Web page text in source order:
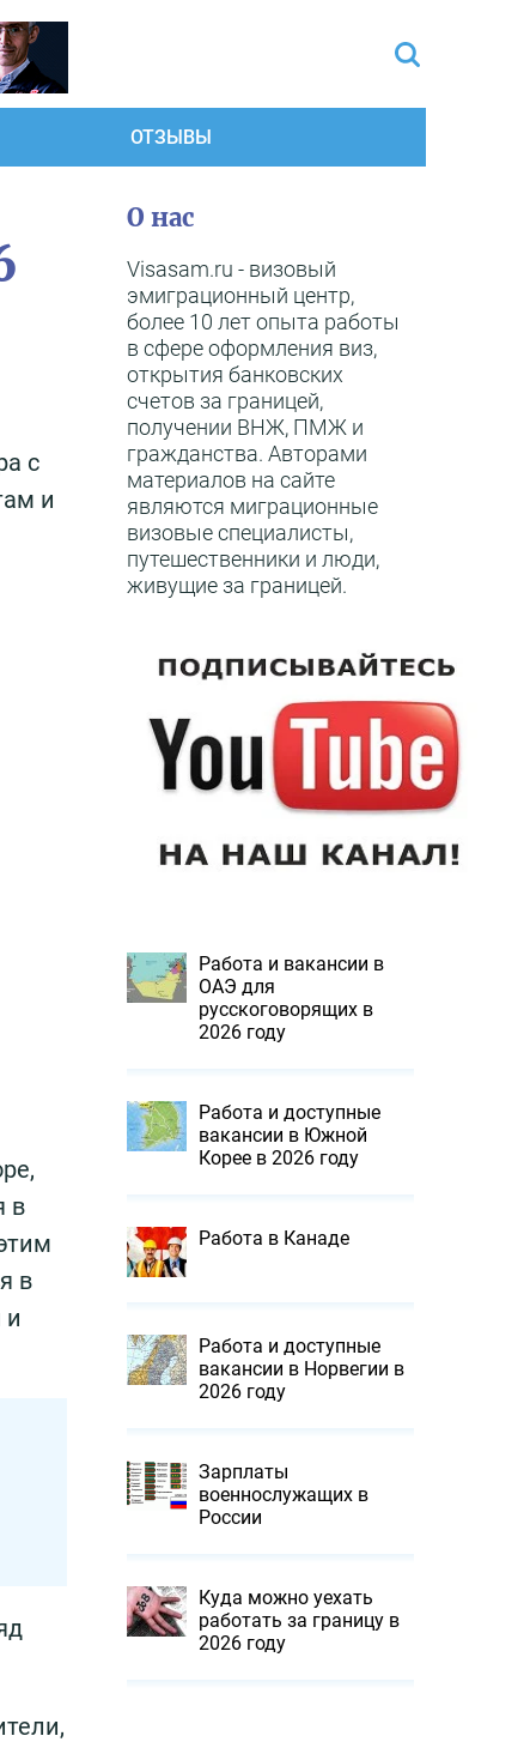
ОТЗЫВЫ
с
и
в
в
и
О нас
Visasam.ru - визовый
эмиграционный центр,
более 10 лет опыта работы
в сфере оформления виз,
открытия банковских
счетов за границей,
получении ВНЖ, ПМЖ и
гражданства. Авторами
материалов на сайте
являются миграционные
визовые специалисты,
путешественники и люди,
живущие за границей.
Работа и вакансии в
ОАЭ для
русскоговорящих в
2026 году
Работа и доступные
вакансии в Южной
Корее в 2026 году
Работа в Канаде
Работа и доступные
вакансии в Норвегии в
2026 году
Зарплаты
военнослужащих в
России
Куда можно уехать
работать за границу в
2026 году